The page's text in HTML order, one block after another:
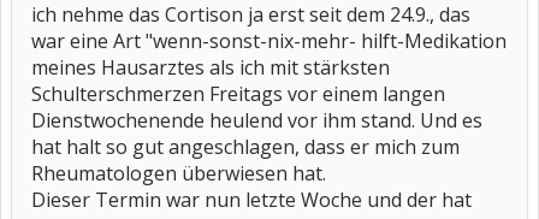
ich nehme das Cortison ja erst seit dem 24.9., das
war eine Art "wenn-sonst-nix-mehr- hilft-Medikation
meines Hausarztes als ich mit stärksten
Schulterschmerzen Freitags vor einem langen
Dienstwochenende heulend vor ihm stand. Und es
hat halt so gut angeschlagen, dass er mich zum
Rheumatologen überwiesen hat.
Dieser Termin war nun letzte Woche und der hat